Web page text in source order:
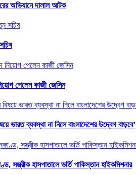
অভিযানে দালাল আটক
পেলেন কাজী জেসিন
ভারত ব্যবস্থা না নিলে বাংলাদেশের উদ্বেগ বাড়বে’
সস্ত্রীক হাসপাতালে ভর্তি পাকিস্তান হাইকমিশনার